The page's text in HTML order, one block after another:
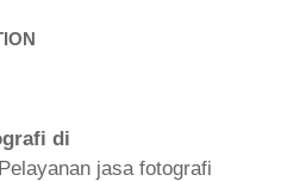
di
jasa fotografi